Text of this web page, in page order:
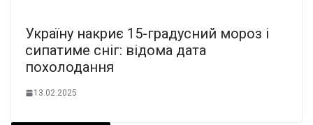
Україну накриє 15-градусний мороз і
сипатиме сніг: відома дата
похолодання
13.02.2025